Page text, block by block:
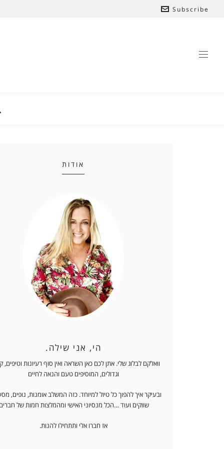
Subscribe
אודות
הי, אני שילה.
וואלקם לבלוג שלי. אתן לכם כאן השראה ואין סוף רעיונות וטיפים,
וגדולים, המוסיפים טעם והנאה לחיים
ובעיקר איך להפוך כל טיול למיוחד. כזה המשלב אומנות, נופים,
שווקים ועוד …הכל מנסיוני האישי ומהמלצות חמות של
אז חברו אלי ותתחילו להנות.